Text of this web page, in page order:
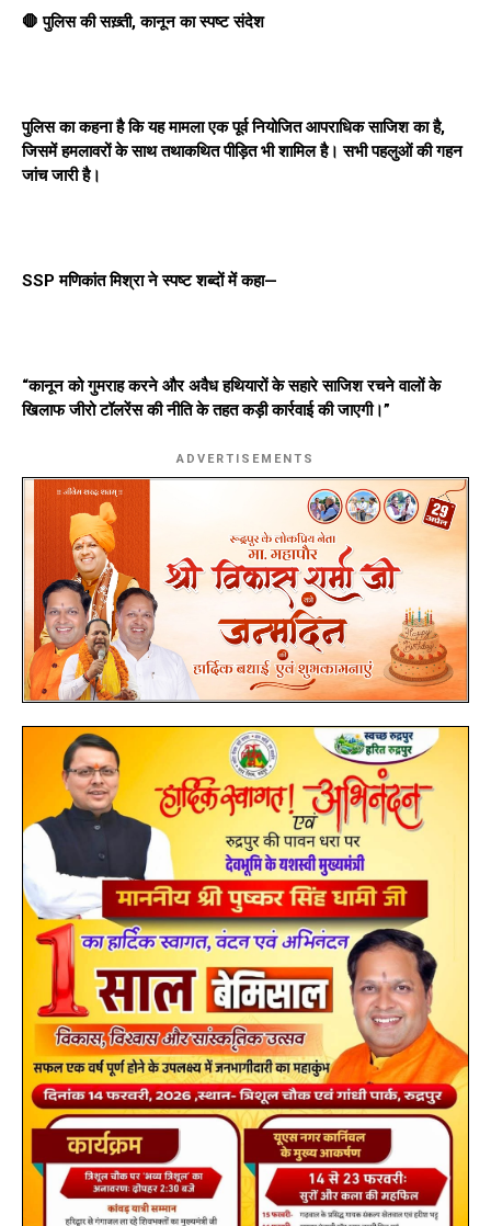
🛑 पुलिस की सख़्ती, कानून का स्पष्ट संदेश
पुलिस का कहना है कि यह मामला एक पूर्व नियोजित आपराधिक साजिश का है,
जिसमें हमलावरों के साथ तथाकथित पीड़ित भी शामिल है। सभी पहलुओं की गहन
जांच जारी है।
SSP मणिकांत मिश्रा ने स्पष्ट शब्दों में कहा—
“कानून को गुमराह करने और अवैध हथियारों के सहारे साजिश रचने वालों के
खिलाफ जीरो टॉलरेंस की नीति के तहत कड़ी कार्रवाई की जाएगी।”
ADVERTISEMENTS